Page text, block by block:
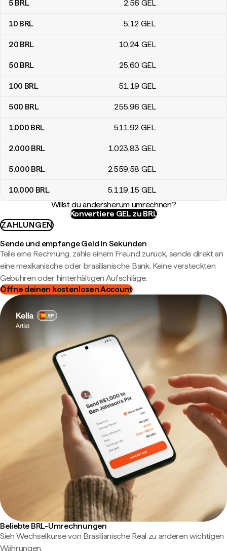
5 BRL 2,56 GEL
10 BRL 5,12 GEL
20 BRL 10,24 GEL
50 BRL 25,60 GEL
100 BRL 51,19 GEL
500 BRL 255,96 GEL
1.000 BRL 511,92 GEL
2.000 BRL 1.023,83 GEL
5.000 BRL 2.559,58 GEL
10.000 BRL 5.119,15 GEL
Willst du andersherum umrechnen?
Konvertiere GEL zu BRL
ZAHLUNGEN
Sende und empfange Geld in Sekunden
Teile eine Rechnung, zahle einem Freund zurück, sende direkt an
eine mexikanische oder brasilianische Bank. Keine versteckten
Gebühren oder hinterhältigen Aufschläge.
Öffne deinen kostenlosen Account
Beliebte BRL-Umrechnungen
Sieh Wechselkurse von Brasilianische Real zu anderen wichtigen
Währungen.